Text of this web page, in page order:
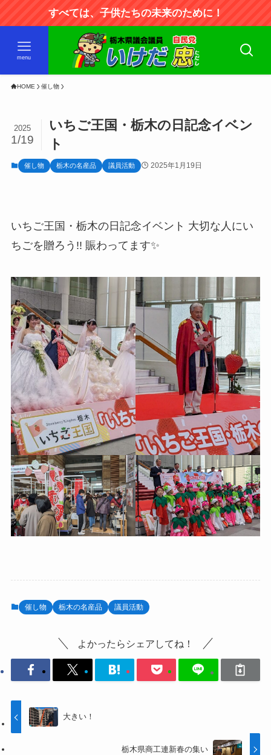
すべては、子供たちの未来のために！
menu
HOME 催し物
いちご王国・栃木の日記念イベン
ト
2025
1/19
催し物 栃木の名産品 議員活動 2025年1月19日
いちご王国・栃木の日記念イベント 大切な人にい
ちごを贈ろう!! 賑わってます✨️
催し物 栃木の名産品 議員活動
よかったらシェアしてね！
大きい！
栃木県商工連新春の集い